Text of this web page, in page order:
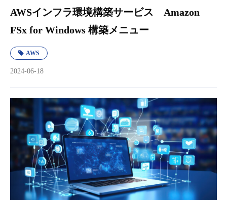
AWSインフラ環境構築サービス Amazon
FSx for Windows 構築メニュー
AWS
2024-06-18